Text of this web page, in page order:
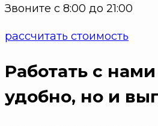
Звоните с 8:00 до 21:00
рассчитать стоимость
Работать с
удобно, но и